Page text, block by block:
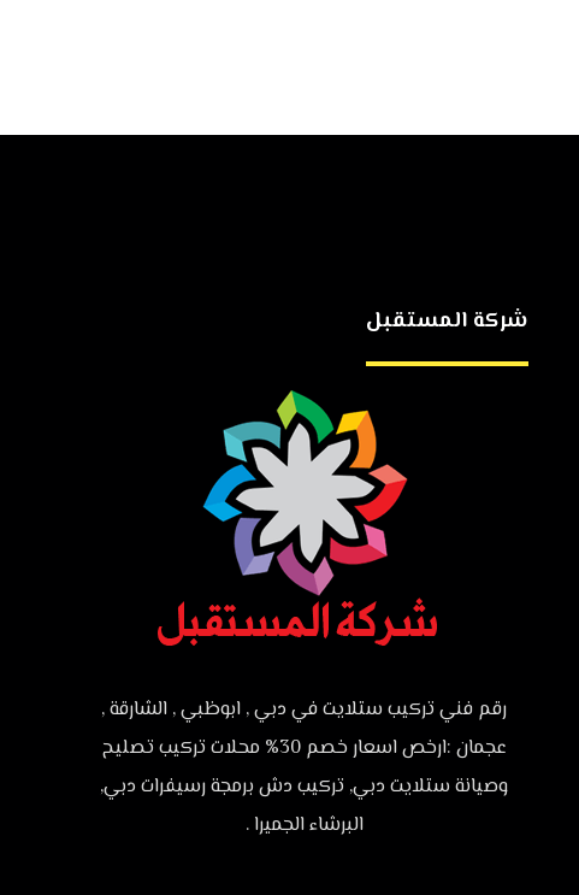
شركة المستقبل
رقم فني تركيب ستلايت في دبي , ابوظبي , الشارقة ,
عجمان :ارخص اسعار خصم 30% محلات تركيب تصليح
وصيانة ستلايت دبي, تركيب دش برمجة رسيفرات دبي,
البرشاء الجميرا .